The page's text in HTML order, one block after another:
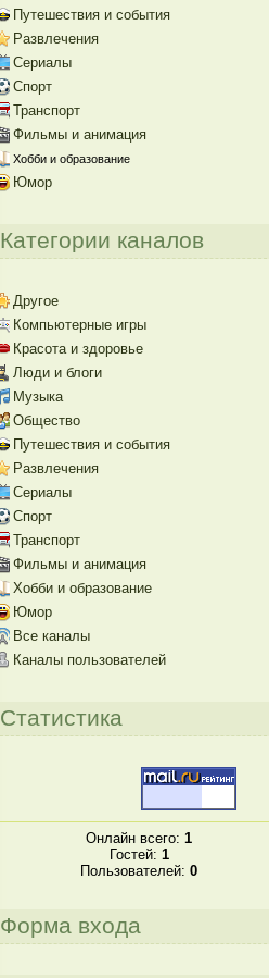
Путешествия и события
Развлечения
Сериалы
Спорт
Транспорт
Фильмы и анимация
Хобби и образование
Юмор
Категории каналов
Другое
Компьютерные игры
Красота и здоровье
Люди и блоги
Музыка
Общество
Путешествия и события
Развлечения
Сериалы
Спорт
Транспорт
Фильмы и анимация
Хобби и образование
Юмор
Все каналы
Каналы пользователей
Статистика
Онлайн всего: 1
Гостей: 1
Пользователей: 0
Форма входа